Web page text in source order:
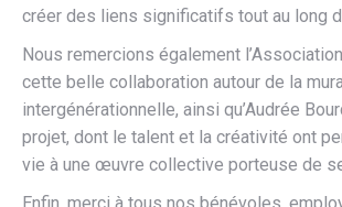
créer des liens significatifs tout au long
Nous remercions également
cette belle collaboration autour de la
intergénérationnelle, ainsi qu’Audrée
projet, dont le talent et la créativité ont
vie à une œuvre collective porteuse de